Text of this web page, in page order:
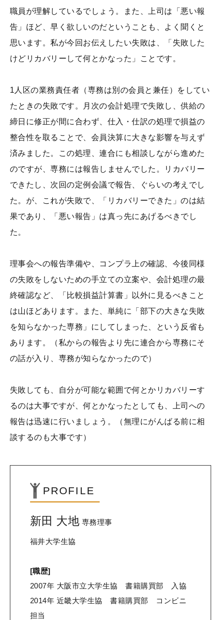
職員が理解しているでしょう。また、上司は「悪い報
告」ほど、早く欲しいのだということも、よく聞くと
思います。私が今回お伝えしたい失敗は、「失敗した
けどリカバリーして何とかなった」ことです。
1人区の業務責任者（専務は別の会員と兼任）をしてい
たときの失敗です。月次の会計処理で失敗し、供給の
締日に修正が間に合わず、仕入・仕訳の処理で損益の
整合性を取ることで、会員決算に大きな影響を与えず
済みました。この処理、連合にも相談しながら進めた
のですが、専務には報告しませんでした。リカバリー
できたし、次回の定例会議で報告、ぐらいの考えでし
た。が、これが失敗で、「リカバリーできた」のは結
果であり、「悪い報告」は真っ先にあげるべきでし
た。
理事会への報告準備や、コンプラ上の確認、今後同様
の失敗をしないための手立ての立案や、会計処理の最
終確認など、「比較損益計算書」以外に見るべきこと
は山ほどあります。また、単純に「部下の大きな失敗
を知らなかった専務」にしてしまった、という反省も
あります。（私からの報告より先に連合から専務にそ
の話が入り、専務が知らなかったので）
失敗しても、自分が可能な範囲で何とかリカバリーす
るのは大事ですが、何とかなったとしても、上司への
報告は迅速に行いましょう。（無理にがんばる前に相
談するのも大事です）
PROFILE
新田 大地 専務理事
福井大学生協
[職歴]
2007年 大阪市立大学生協 書籍購買部 入協
2014年 近畿大学生協 書籍購買部 コンビニ
担当